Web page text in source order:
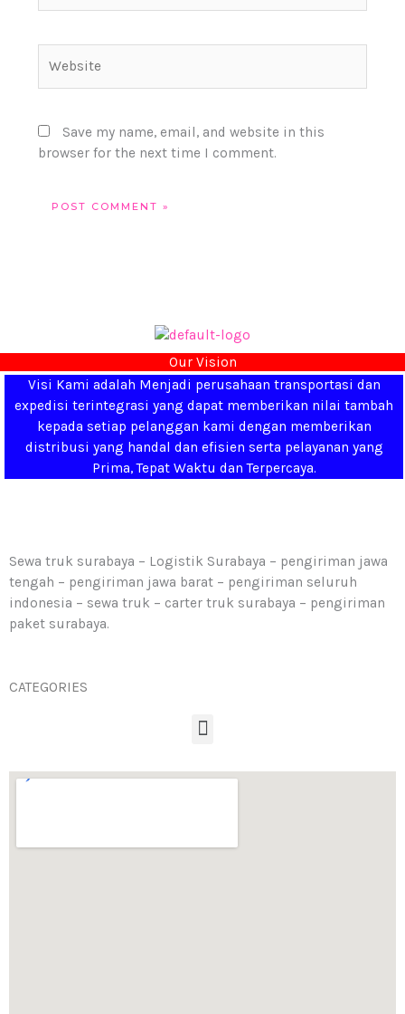
Save my name, email, and website in this
browser for the next time I comment.
Our Vision
Visi Kami adalah Menjadi perusahaan transportasi dan
expedisi terintegrasi yang dapat memberikan nilai tambah
kepada setiap pelanggan kami dengan memberikan
distribusi yang handal dan efisien serta pelayanan yang
Prima, Tepat Waktu dan Terpercaya.
Sewa truk surabaya – Logistik Surabaya – pengiriman jawa
tengah – pengiriman jawa barat – pengiriman seluruh
indonesia – sewa truk – carter truk surabaya – pengiriman
paket surabaya.
CATEGORIES
Menu